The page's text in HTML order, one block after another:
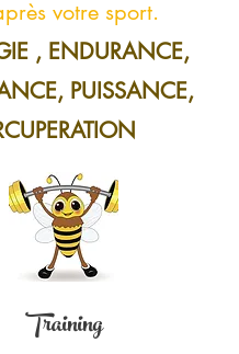
votre sport.
, ENDURANCE,
, PUISSANCE,
Training